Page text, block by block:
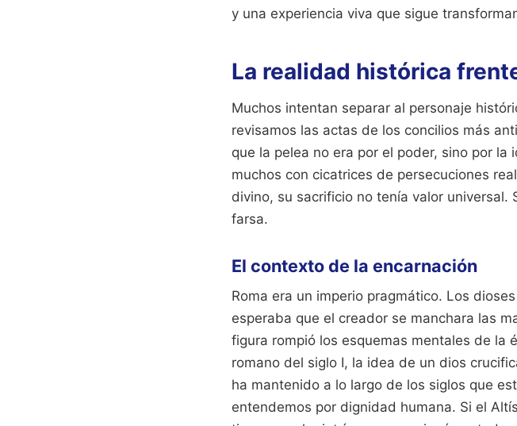
y una experiencia viva que sigue
La realidad histórica
Muchos intentan separar al personaje
revisamos las actas de los concilios más
que la pelea no era por el poder, sino por
muchos con cicatrices de persecuciones
divino, su sacrificio no tenía valor universal.
farsa.
El contexto de la encarnación
Roma era un imperio pragmático. Los
esperaba que el creador se manchara las
figura rompió los esquemas mentales de la
romano del siglo I, la idea de un dios
ha mantenido a lo largo de los siglos que
entendemos por dignidad humana. Si el